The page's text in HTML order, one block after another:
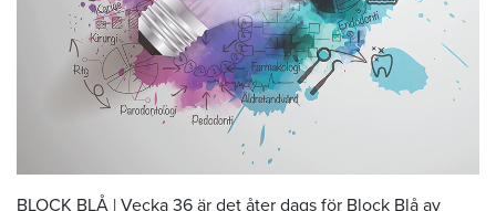
BLOCK BLÅ | Vecka 36 är det åter dags för Block Blå av